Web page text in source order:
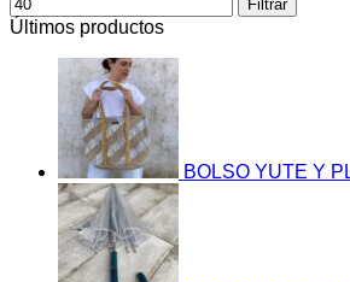
Filtrar
Últimos productos
BOLSO YUTE Y